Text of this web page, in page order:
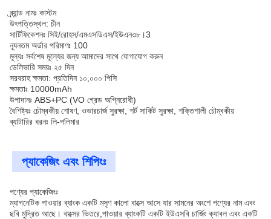
ব্র্যান্ড নামঃ কাস্টম
উৎপত্তিস্থল: চীন
সার্টিফিকেশনঃ সিই/রোহস/এমএসডিএস/ইউএন৩৮।3
ন্যূনতম অর্ডার পরিমাণঃ 100
মূল্যঃ সর্বশেষ মূল্যের জন্য আমাদের সাথে যোগাযোগ করুন
ডেলিভারি সময়ঃ ২৫ দিন
সরবরাহ ক্ষমতা: প্রতিদিন ১০,০০০ পিসি
ক্ষমতাঃ 10000mAh
উপাদানঃ ABS+PC (VO গ্রেড অগ্নিরোধী)
বৈশিষ্ট্যঃ চৌম্বকীয় শোষণ, ওভারচার্জ সুরক্ষা, শর্ট সার্কিট সুরক্ষা, শক্তিশালী চৌম্বকীয়
ব্যাটারির ধরনঃ লি-পলিমার
প্যাকেজিং এবং শিপিংঃ
পণ্যের প্যাকেজিংঃ
ম্যাগনেটিক পাওয়ার ব্যাংক একটি মসৃণ কালো বাক্সে আসে যার সামনের অংশে পণ্যের নাম এবং
ছবি মুদ্রিত আছে। বাক্সের ভিতরে,পাওয়ার ব্যাংকটি একটি ইউএসবি চার্জিং ক্যাবল এবং একটি